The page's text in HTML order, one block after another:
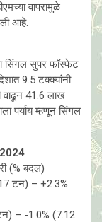
वापरामुळे
आहे.
सुपर फॉस्फेट
9.5 टक्क्यांनी
वाढून 41.6 लाख
पर्याय म्हणून सिंगल
2024
(% बदल)
टन) – +2.3%
– -1.0% (7.12